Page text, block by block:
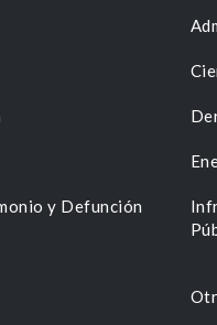
y Defunción